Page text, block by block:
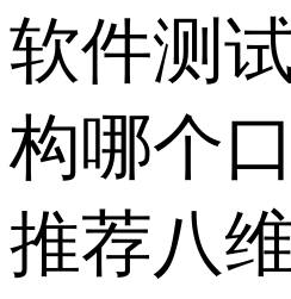
软件测
构哪个
推荐八